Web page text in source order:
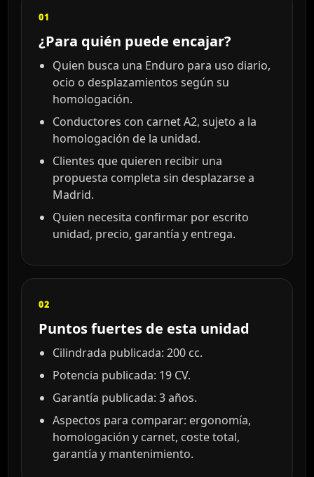
01
¿Para quién puede encajar?
Quien busca una Enduro para uso diario,
ocio o desplazamientos según su
homologación.
Conductores con carnet A2, sujeto a la
homologación de la unidad.
Clientes que quieren recibir una
propuesta completa sin desplazarse a
Madrid.
Quien necesita confirmar por escrito
unidad, precio, garantía y entrega.
02
Puntos fuertes de esta unidad
Cilindrada publicada: 200 cc.
Potencia publicada: 19 CV.
Garantía publicada: 3 años.
Aspectos para comparar: ergonomía,
homologación y carnet, coste total,
garantía y mantenimiento.